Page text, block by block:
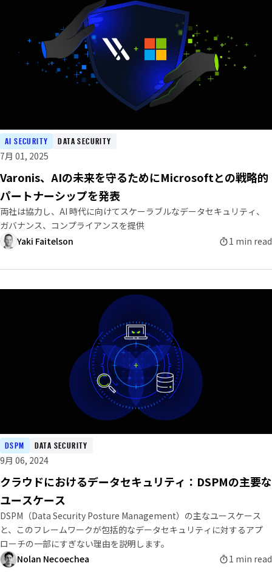
AI SECURITY DATA SECURITY
7月 01, 2025
Varonis、AIの未来を守るためにMicrosoftとの戦略的
パートナーシップを発表
両社は協力し、AI 時代に向けてスケーラブルなデータセキュリティ、
ガバナンス、コンプライアンスを提供
Yaki Faitelson
1 min read
DSPM DATA SECURITY
9月 06, 2024
クラウドにおけるデータセキュリティ：DSPMの主要な
ユースケース
DSPM（Data Security Posture Management）の主なユースケース
と、このフレームワークが包括的なデータセキュリティに対するアプ
ローチの一部にすぎない理由を説明します。
Nolan Necoechea
1 min read